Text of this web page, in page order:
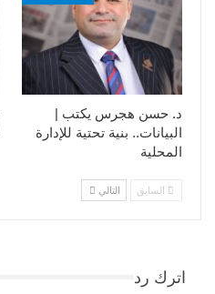
د. حسن هجرس يكتب |
البيانات.. بنية تحتية للإدارة
المحلية
السابق التالي
اترك رد